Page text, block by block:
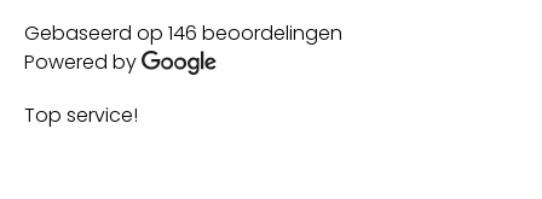
Gebaseerd op 146 beoordelingen
Powered by
Top service!